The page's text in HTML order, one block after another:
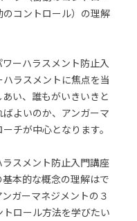
コントロール）の理解
ーハラスメント防止入
ラスメントに焦点を当
い、誰もがいきいきと
よいのか、アンガーマ
チが中心となります。
スメント防止入門講座
本的な概念の理解はで
ガーマネジメントの３
ロール方法を学びたい